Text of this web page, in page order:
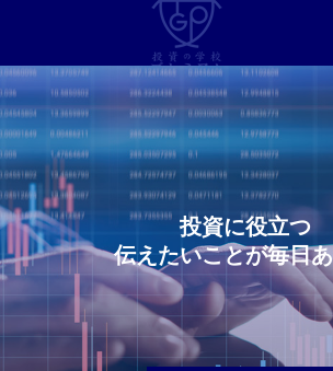
投資に役立つ
伝え たいことが毎日あ